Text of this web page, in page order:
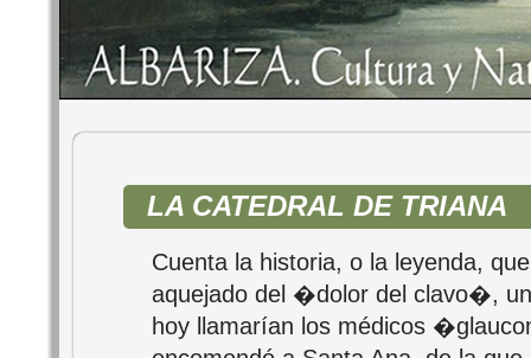
LA CATEDRAL DE TRIANA
Cuenta la historia, o la leyenda,
aquejado del �dolor del clavo�,
hoy llamarían los médicos